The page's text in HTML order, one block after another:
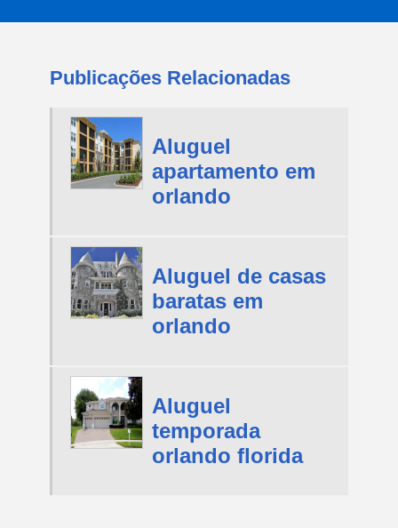
Publicações Relacionadas
Aluguel
apartamento em
orlando
Aluguel de casas
baratas em
orlando
Aluguel
temporada
orlando florida